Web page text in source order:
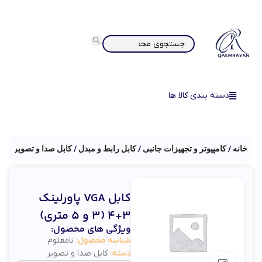
دسته بندی کالا ها
خانه کامپیوتر و تجهیزات جانبی کابل رابط و مبدل کابل صدا و تصویر
کابل VGA پاورلینک
3+4 (3 و 5 متری)
ویژگی های محصول:
شناسه محصول: نامعلوم
دسته: کابل صدا و تصویر